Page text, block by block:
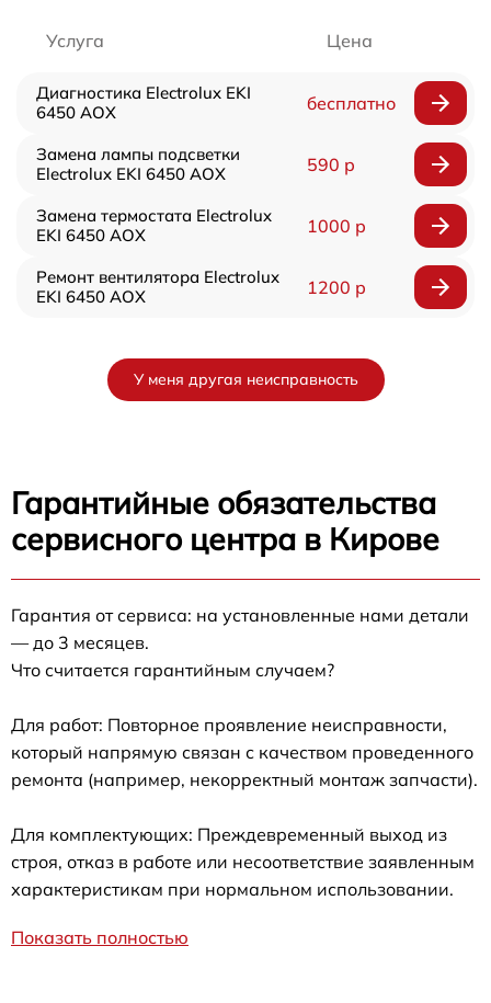
Услуга Цена
Диагностика Electrolux EKI
6450 AOX
бесплатно
Замена лампы подсветки
Electrolux EKI 6450 AOX
590 р
Замена термостата Electrolux
EKI 6450 AOX
1000 р
Ремонт вентилятора Electrolux
EKI 6450 AOX
1200 р
У меня другая неисправность
Гарантийные обязательства
сервисного центра в Кирове
Гарантия от сервиса: на установленные нами детали
— до 3 месяцев.
Что считается гарантийным случаем?
Для работ: Повторное проявление неисправности,
который напрямую связан с качеством проведенного
ремонта (например, некорректный монтаж запчасти).
Для комплектующих: Преждевременный выход из
строя, отказ в работе или несоответствие заявленным
характеристикам при нормальном использовании.
Показать полностью